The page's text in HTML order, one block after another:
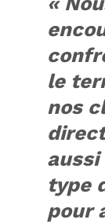
le
nos
type
pour